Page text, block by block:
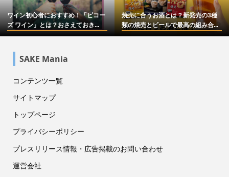
ワイン初心者におすすめ！「ビコー
ズ ワイン」とは？おさえておき...
焼売に合うお酒とは？新発売の3種
類の焼売とビールで最高の組み合...
SAKE Mania
コンテンツ一覧
サイトマップ
トップページ
プライバシーポリシー
プレスリリース情報・広告掲載のお問い合わせ
運営会社